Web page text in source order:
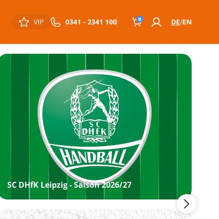
VIP 0341 - 2341 100 0 DE EN
SC DHfK Leipzig - Saison 2026/27